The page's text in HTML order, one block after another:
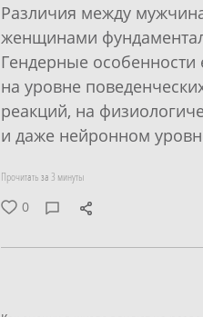
Различия между
женщинами
Гендерные особенности
на уровне
реакций, на
и даже нейронном
Прочитать за 3 минуты
0